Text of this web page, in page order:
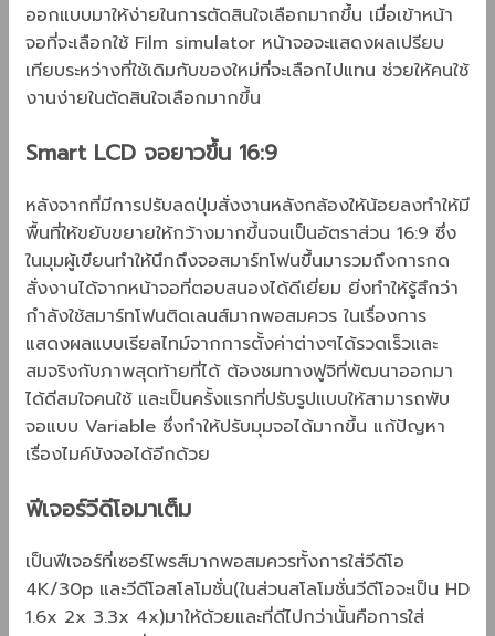
ออกแบบมาให้ง่ายในการตัดสินใจเลือกมากขึ้น เมื่อเข้าหน้า
จอที่จะเลือกใช้ Film simulator หน้าจอจะแสดงผลเปรียบ
เทียบระหว่างที่ใช้เดิมกับของใหม่ที่จะเลือกไปแทน ช่วยให้คนใช้
งานง่ายในตัดสินใจเลือกมากขึ้น
Smart LCD จอยาวขึ้น 16:9
หลังจากที่มีการปรับลดปุ่มสั่งงานหลังกล้องให้น้อยลงทำให้มี
พื้นที่ให้ขยับขยายให้กว้างมากขึ้นจนเป็นอัตราส่วน 16:9 ซึ่ง
ในมุมผู้เขียนทำให้นึกถึงจอสมาร์ทโฟนขึ้นมารวมถึงการกด
สั่งงานได้จากหน้าจอที่ตอบสนองได้ดีเยี่ยม ยิ่งทำให้รู้สึกว่า
กำลังใช้สมาร์ทโฟนติดเลนส์มากพอสมควร ในเรื่องการ
แสดงผลแบบเรียลไทม์จากการตั้งค่าต่างๆได้รวดเร็วและ
สมจริงกับภาพสุดท้ายที่ได้ ต้องชมทางฟูจิที่พัฒนาออกมา
ได้ดีสมใจคนใช้ และเป็นครั้งแรกที่ปรับรูปแบบให้สามารถพับ
จอแบบ Variable ซึ่งทำให้ปรับมุมจอได้มากขึ้น แก้ปัญหา
เรื่องไมค์บังจอได้อีกด้วย
ฟีเจอร์วีดีโอมาเต็ม
เป็นฟีเจอร์ที่เซอร์ไพรส์มากพอสมควรทั้งการใส่วีดีโอ
4K/30p และวีดีโอสโลโมชั่น(ในส่วนสโลโมชั่นวีดีโอจะเป็น HD
1.6x 2x 3.3x 4x)มาให้ด้วยและที่ดีไปกว่านั้นคือการใส่